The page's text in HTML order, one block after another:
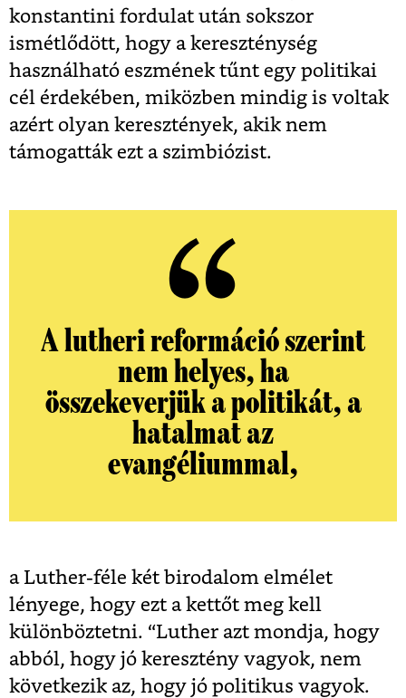
konstantini fordulat után sokszor
ismétlődött, hogy a kereszténység
használható eszmének tűnt egy politikai
cél érdekében, miközben mindig is voltak
azért olyan keresztények, akik nem
támogatták ezt a szimbiózist.
A lutheri reformáció szerint
nem helyes, ha
összekeverjük a politikát, a
hatalmat az
evangéliummal,
a Luther-féle két birodalom elmélet
lényege, hogy ezt a kettőt meg kell
különböztetni. “Luther azt mondja, hogy
abból, hogy jó keresztény vagyok, nem
következik az, hogy jó politikus vagyok.